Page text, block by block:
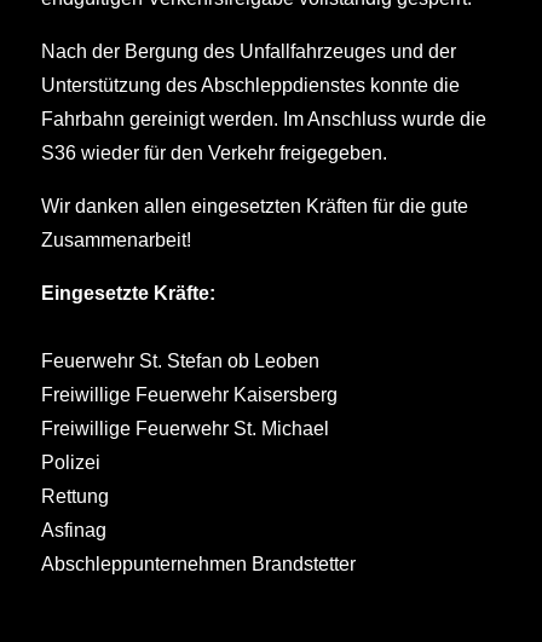
Nach der Bergung des Unfallfahrzeuges und der
Unterstützung des Abschleppdienstes konnte die
Fahrbahn gereinigt werden. Im Anschluss wurde die
S36 wieder für den Verkehr freigegeben.
Wir danken allen eingesetzten Kräften für die gute
Zusammenarbeit!
Eingesetzte Kräfte:
Feuerwehr St. Stefan ob Leoben
Freiwillige Feuerwehr Kaisersberg
Freiwillige Feuerwehr St. Michael
Polizei
Rettung
Asfinag
Abschleppunternehmen Brandstetter